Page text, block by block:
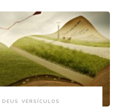
DEUS VERSÍCULOS